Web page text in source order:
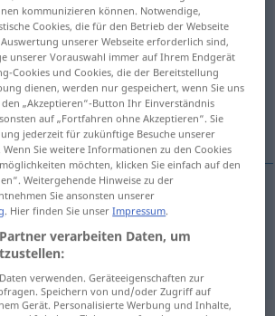
Übersetzung anklicken/antippen)
kommunizieren können. Notwendige,
Cookies, die für den Betrieb der Webseite
unserer Webseite erforderlich sind,
unserer Vorauswahl immer auf Ihrem Endgerät
Cookies und Cookies, die der Bereitstellung
dienen, werden nur gespeichert, wenn Sie uns
„Akzeptieren“-Button Ihr Einverständnis
auf „Fortfahren ohne Akzeptieren“. Sie
jederzeit für zukünftige Besuche unserer
Sie weitere Informationen zu den Cookies
möchten, klicken Sie einfach auf den
Weitergehende Hinweise zu der
Sie ansonsten unserer
. Hier finden Sie unserImpressum.
verarbeiten Daten, um
verwenden. Geräteeigenschaften zur
Speichern von und/oder Zugriff auf
Gerät. Personalisierte Werbung und Inhalte,